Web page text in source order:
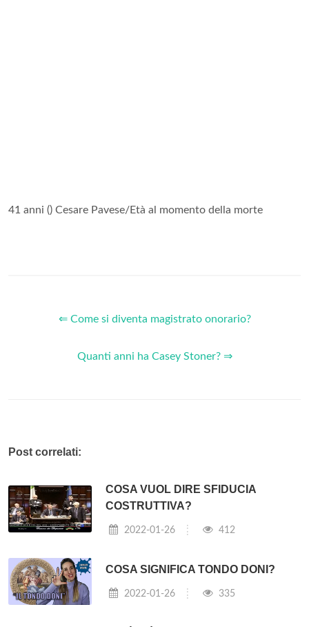
41 anni () Cesare Pavese/Età al momento della morte
⇐ Come si diventa magistrato onorario?
Quanti anni ha Casey Stoner? ⇒
Post correlati:
COSA VUOL DIRE SFIDUCIA
COSTRUTTIVA?
2022-01-26 412
COSA SIGNIFICA TONDO DONI?
2022-01-26 335